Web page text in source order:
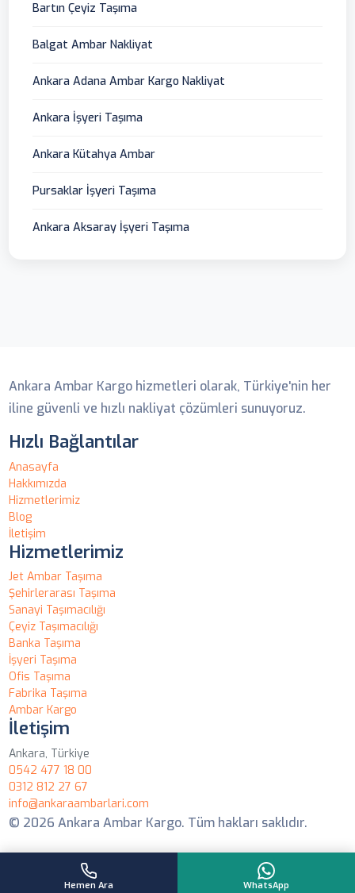
Bartın Çeyiz Taşıma
Balgat Ambar Nakliyat
Ankara Adana Ambar Kargo Nakliyat
Ankara İşyeri Taşıma
Ankara Kütahya Ambar
Pursaklar İşyeri Taşıma
Ankara Aksaray İşyeri Taşıma
Ankara Ambar Kargo hizmetleri olarak, Türkiye'nin her
iline güvenli ve hızlı nakliyat çözümleri sunuyoruz.
Hızlı Bağlantılar
Anasayfa
Hakkımızda
Hizmetlerimiz
Blog
İletişim
Hizmetlerimiz
Jet Ambar Taşıma
Şehirlerarası Taşıma
Sanayi Taşımacılığı
Çeyiz Taşımacılığı
Banka Taşıma
İşyeri Taşıma
Ofis Taşıma
Fabrika Taşıma
Ambar Kargo
İletişim
Ankara, Türkiye
0542 477 18 00
0312 812 27 67
info@ankaraambarlari.com
© 2026 Ankara Ambar Kargo. Tüm hakları saklıdır.
Hemen Ara WhatsApp